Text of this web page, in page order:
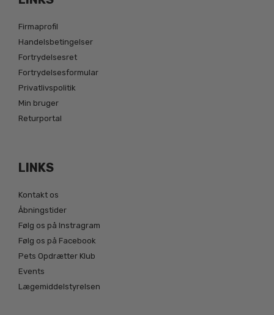
Firmaprofil
Handelsbetingelser
Fortrydelsesret
Fortrydelsesformular
Privatlivspolitik
Min bruger
Returportal
LINKS
Kontakt os
Åbningstider
Følg os på Instragram
Følg os på Facebook
Pets Opdrætter Klub
Events
Lægemiddelstyrelsen